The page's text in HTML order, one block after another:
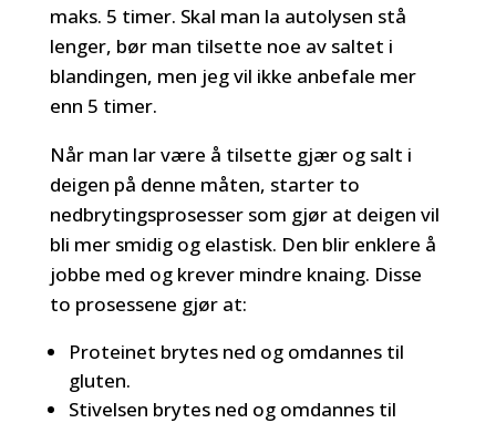
maks. 5 timer. Skal man la autolysen stå
lenger, bør man tilsette noe av saltet i
blandingen, men jeg vil ikke anbefale mer
enn 5 timer.
Når man lar være å tilsette gjær og salt i
deigen på denne måten, starter to
nedbrytingsprosesser som gjør at deigen vil
bli mer smidig og elastisk. Den blir enklere å
jobbe med og krever mindre knaing. Disse
to prosessene gjør at:
Proteinet brytes ned og omdannes til
gluten.
Stivelsen brytes ned og omdannes til